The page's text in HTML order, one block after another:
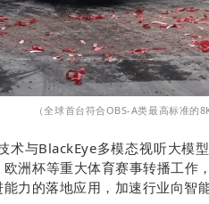
（全球首台符合OBS-A类最高标准的
术与BlackEye多模态视听大模型
洲杯等重大体育赛事转播工作
力的落地应用，加速行业向智